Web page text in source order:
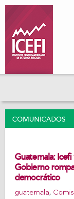
COMUNICADOS
Guatemala:
Gobierno
democrático
guatemala,